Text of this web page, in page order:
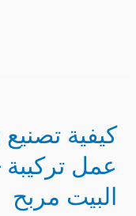
كيفية
عمل
البيت مربح
زيوت
الشعر
عمل